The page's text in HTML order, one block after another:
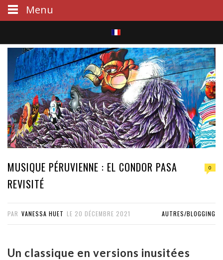
S
e
a
r
c
h
MUSIQUE PÉRUVIENNE : EL CONDOR PASA
REVISITÉ
0
PAR VANESSA HUET LE 20 DÉCEMBRE 2021 AUTRES/BLOGGING
Un classique en versions inusitées
Menu